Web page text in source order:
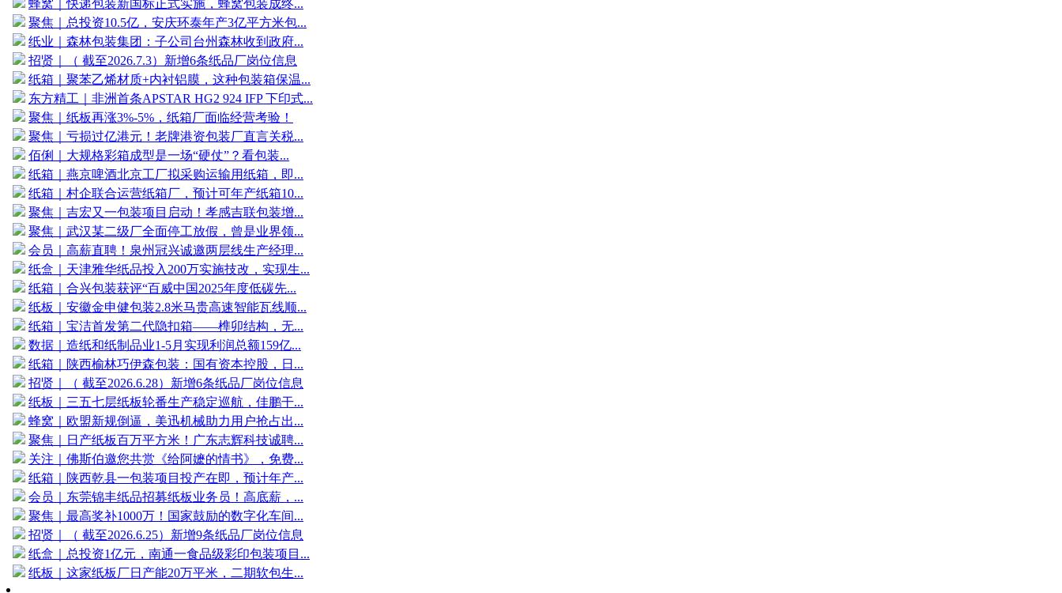
蜂窝｜快递包装新国标正式实施，蜂窝包装成终...
聚焦｜总投资10.5亿，安庆环泰年产3亿平方米包...
纸业｜森林包装集团：子公司台州森林收到政府...
招贤｜（ 截至2026.7.3）新增6条纸品厂岗位信息
纸箱｜聚苯乙烯材质+内衬铝膜，这种包装箱保温...
东方精工｜非洲首条APSTAR HG2 924 IFP 下印式...
聚焦｜纸板再涨3%-5%，纸箱厂面临经营考验！
聚焦｜亏损过亿港元！老牌港资包装厂直言关税...
佰俐｜大规格彩箱成型是一场“硬仗”？看包装...
纸箱｜燕京啤酒北京工厂拟采购运输用纸箱，即...
纸箱｜村企联合运营纸箱厂，预计可年产纸箱10...
聚焦｜吉宏又一包装项目启动！孝感吉联包装增...
聚焦｜武汉某二级厂全面停工放假，曾是业界领...
会员｜高薪直聘！泉州冠兴诚邀两层线生产经理...
纸盒｜天津雅华纸品投入200万实施技改，实现生...
纸箱｜合兴包装获评“百威中国2025年度低碳先...
纸板｜安徽金申健包装2.8米马贵高速智能瓦线顺...
纸箱｜宝洁首发第二代隐扣箱——榫卯结构，无...
数据｜造纸和纸制品业1-5月实现利润总额159亿...
纸箱｜陕西榆林巧伊森包装：国有资本控股，日...
招贤｜（ 截至2026.6.28）新增6条纸品厂岗位信息
纸板｜三五七层纸板轮番生产稳定巡航，佳鹏干...
蜂窝｜欧盟新规倒逼，美迅机械助力用户抢占出...
聚焦｜日产纸板百万平方米！广东志辉科技诚聘...
关注｜佛斯伯邀您共赏《给阿嬷的情书》，免费...
纸箱｜陕西乾县一包装项目投产在即，预计年产...
会员｜东莞锦丰纸品招募纸板业务员！高底薪，...
聚焦｜最高奖补1000万！国家鼓励的数字化车间...
招贤｜（ 截至2026.6.25）新增9条纸品厂岗位信息
纸盒｜总投资1亿元，南通一食品级彩印包装项目...
纸板｜这家纸板厂日产能20万平米，二期软包生...